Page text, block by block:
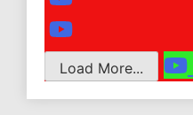
Load More...